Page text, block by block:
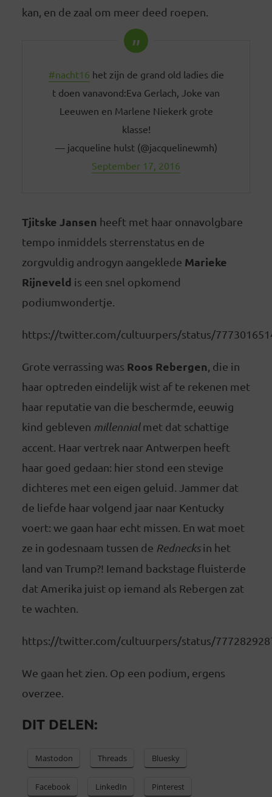
kan, en de zaal om meer deed roepen.
#nacht16 het zijn de grand old ladies die
t doen vanavond:Eva Gerlach, Joke van
Leeuwen en Marlene Niekerk grote
klasse!
— jacqueline hulst (@jacquelinewmh)
September 17, 2016
Tjitske Jansen heeft met haar onnavolgbare
tempo inmiddels sterrenstatus en de
zorgvuldig androgyn aangeklede Marieke
Rijneveld is een snel opkomend
podiumwondertje.
https://twitter.com/cultuurpers/status/
Grote verrassing was Roos Rebergen , die in
haar optreden eindelijk wist af te rekenen met
haar reputatie van die beschermde, eeuwig
kind gebleven millennialmet dat schattige
accent. Haar vertrek naar Antwerpen heeft
haar goed gedaan: hier stond een stevige
dichteres met een eigen geluid. Jammer dat
de liefde haar volgend jaar naar Kentucky
voert: we gaan haar echt missen. En wat moet
ze in godesnaam tussen de Rednecksin het
land van Trump?! Iemand backstage fluisterde
dat Amerika juist op iemand als Rebergen zat
te wachten.
https://twitter.com/cultuurpers/status/
We gaan het zien. Op een podium, ergens
overzee.
DIT DELEN:
Mastodon Threads Bluesky
Facebook LinkedIn Pinterest